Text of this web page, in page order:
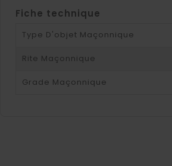
Fiche technique
Type D'objet Maçonnique
Rite Maçonnique
Grade Maçonnique